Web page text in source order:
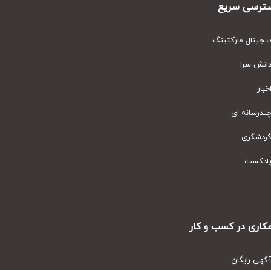
سریع
مارکتینگ
سرا
ای
در کسب و کار
رایگان